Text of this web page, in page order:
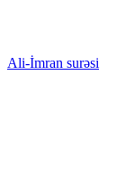
Ali-İmran surəsi